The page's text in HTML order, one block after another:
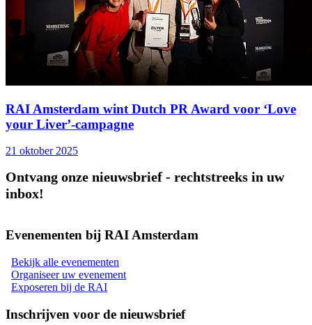
RAI Amsterdam wint Dutch PR Award voor ‘Love
your Liver’-campagne
21 oktober 2025
Ontvang onze nieuwsbrief - rechtstreeks in uw
inbox!
Evenementen bij RAI Amsterdam
Bekijk alle evenementen
Organiseer uw evenement
Exposeren bij de RAI
Inschrijven voor de nieuwsbrief